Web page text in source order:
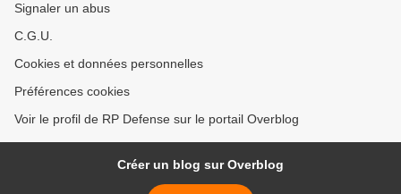
Signaler un abus
C.G.U.
Cookies et données personnelles
Préférences cookies
Voir le profil de RP Defense sur le portail Overblog
Créer un blog sur Overblog